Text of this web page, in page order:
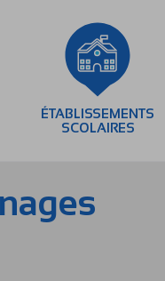
ÉTABLISSEMENTS
SCOLAIRES